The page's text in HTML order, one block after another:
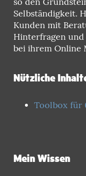
Selbständigkeit.
Kunden mit
Hinterfragen
bei ihrem Online
Nützliche
Toolbox für
Mein Wissen